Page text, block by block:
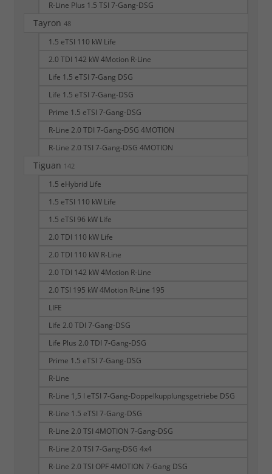
R-Line Plus 1.5 TSI 7-Gang-DSG
Tayron 48
1.5 eTSI 110 kW Life
2.0 TDI 142 kW 4Motion R-Line
Life 1.5 eTSI 7-Gang DSG
Life 1.5 eTSI 7-Gang-DSG
Prime 1.5 eTSI 7-Gang-DSG
R-Line 2.0 TDI 7-Gang-DSG 4MOTION
R-Line 2.0 TSI 7-Gang-DSG 4MOTION
Tiguan 142
1.5 eHybrid Life
1.5 eTSI 110 kW Life
1.5 eTSI 96 kW Life
2.0 TDI 110 kW Life
2.0 TDI 110 kW R-Line
2.0 TDI 142 kW 4Motion R-Line
2.0 TSI 195 kW 4Motion R-Line 195
LIFE
Life 2.0 TDI 7-Gang-DSG
Life Plus 2.0 TDI 7-Gang-DSG
Prime 1.5 eTSI 7-Gang-DSG
R-Line
R-Line 1,5 l eTSI 7-Gang-Doppelkupplungsgetriebe DSG
R-Line 1.5 eTSI 7-Gang-DSG
R-Line 2.0 TSI 4MOTION 7-Gang-DSG
R-Line 2.0 TSI 7-Gang-DSG 4x4
R-Line 2.0 TSI OPF 4MOTION 7-Gang DSG